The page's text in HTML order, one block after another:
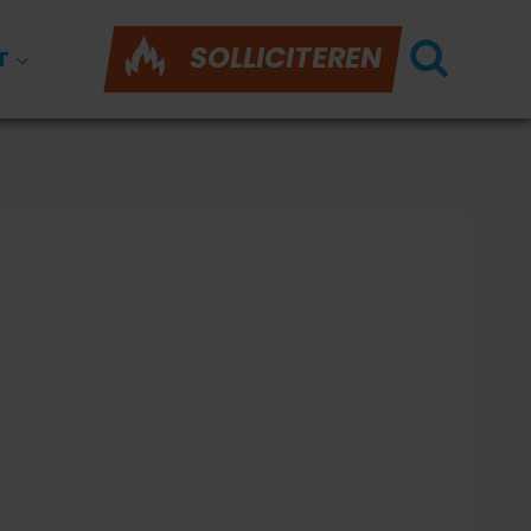
SOLLICITEREN